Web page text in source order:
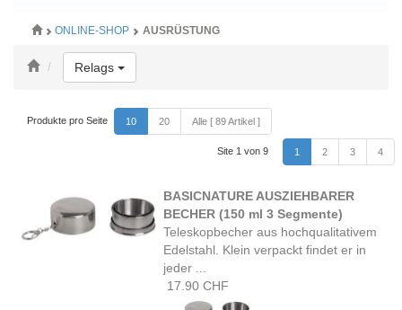
ONLINE-SHOP AUSRÜSTUNG
Relags Toggle Dropdown
Produkte pro Seite 10 20 Alle [ 89 Artikel ]
Site 1 von 9 1 2 3 4
BASICNATURE AUSZIEHBARER
BECHER (150 ml 3 Segmente)
Teleskopbecher aus hochqualitativem
Edelstahl. Klein verpackt findet er in
jeder ...
17.90 CHF